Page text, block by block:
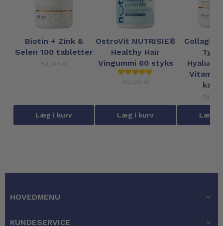
Biotin + Zink &
Selen 100 tabletter
59,00 kr
Læg i kurv
OstroVit NUTRISIE®
Healthy Hair
Vingummi 60 styks
99,00 kr
Læg i kurv
Vitamin-
Læg i
HOVEDMENU
KUNDESERVICE